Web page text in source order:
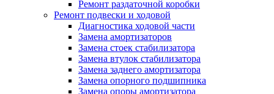
Ремонт раздаточной коробки
Ремонт подвески и ходовой
Диагностика ходовой части
Замена амортизаторов
Замена стоек стабилизатора
Замена втулок стабилизатора
Замена заднего амортизатора
Замена опорного подшипника
Замена опоры амортизатора